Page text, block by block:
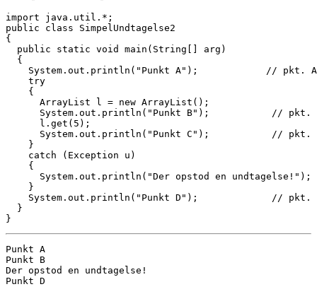
import java.util.*;
public class SimpelUndtagelse2
{
  public static void main(String[] arg)
  {
    System.out.println("Punkt A");            // pkt. A
    try
    {
      ArrayList l = new ArrayList();
System.out.println("Punkt B");           // pkt.
      l.get(5);
System.out.println("Punkt C");           // pkt.
    }
    catch (Exception u)
    {
      System.out.println("Der opstod en undtagelse!");
    }
System.out.println("Punkt D");             // pkt.
  }
}
Punkt A
Punkt B
Der opstod en undtagelse!
Punkt D